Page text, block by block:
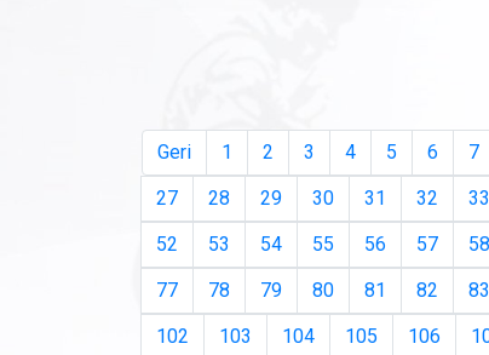
Geri 1 2 3 4 5 6 7
27
28 29 30 31 32 33
52
53 54 55 56 57 58
77
78 79 80 81 82 83
102
103 104 105 106